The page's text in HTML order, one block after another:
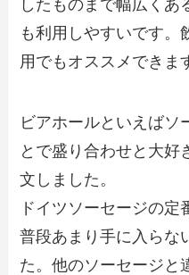
したものまで幅広くあ
も利用しやすいです。
用でもオススメできま
ビアホールといえばソ
とで盛り合わせと大好
文しました。
ドイツソーセージの定
普段あまり手に入らな
た。他のソーセージと